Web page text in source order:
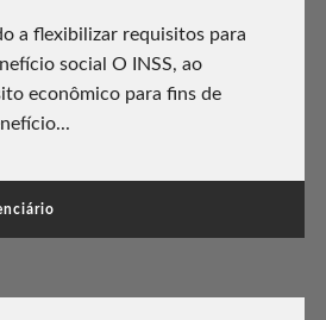
a flexibilizar requisitos para
social O INSS, ao
econômico para fins de